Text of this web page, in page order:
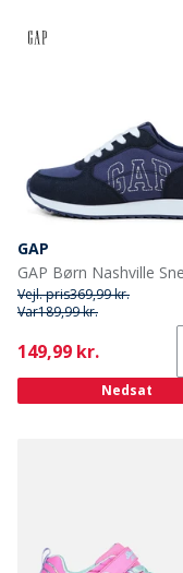
GAP
Vejl. pris369,99 kr.
Var189,99 kr.
Current
149,99 kr.
Nedsat